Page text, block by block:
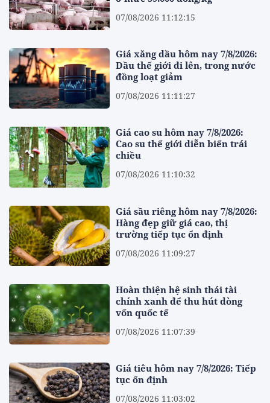
07/08/2026 11:12:15
Giá xăng dầu hôm nay 7/8/2026:
Dầu thế giới đi lên, trong nước
đồng loạt giảm
07/08/2026 11:11:27
Giá cao su hôm nay 7/8/2026:
Cao su thế giới diễn biến trái
chiều
07/08/2026 11:10:32
Giá sầu riêng hôm nay 7/8/2026:
Hàng đẹp giữ giá cao, thị
trường tiếp tục ổn định
07/08/2026 11:09:27
Hoàn thiện hệ sinh thái tài
chính xanh để thu hút dòng
vốn quốc tế
07/08/2026 11:07:39
Giá tiêu hôm nay 7/8/2026: Tiếp
tục ổn định
07/08/2026 11:03:02